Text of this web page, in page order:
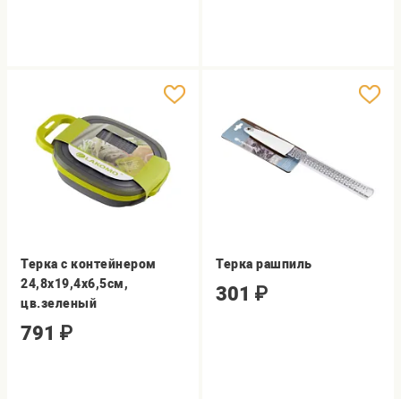
Терка с контейнером
24,8х19,4х6,5см,
цв.зеленый
791 ₽
Терка рашпиль
301 ₽